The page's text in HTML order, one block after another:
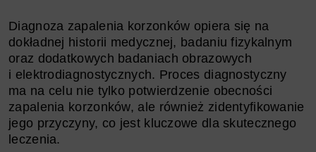
Diagnoza zapalenia korzonków opiera się na
dokładnej historii medycznej, badaniu fizykalnym
oraz dodatkowych badaniach obrazowych
i elektrodiagnostycznych. Proces diagnostyczny
ma na celu nie tylko potwierdzenie obecności
zapalenia korzonków, ale również zidentyfikowanie
jego przyczyny, co jest kluczowe dla skutecznego
leczenia.